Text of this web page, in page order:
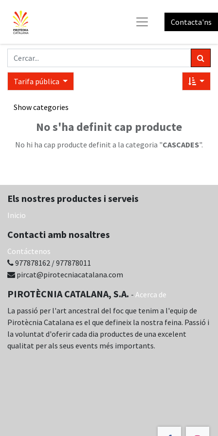
Contacta'ns
Tarifa pública
Show categories
No s'ha definit cap producte
No hi ha cap producte definit a la categoria "CASCADES".
Els nostres productes i serveis
Inicio
Contacti amb nosaltres
Contáctenos
977878162 / 977878011
pircat@pirotecniacatalana.com
PIROTÈCNIA CATALANA, S.A. - Acerca de
La passió per l'art ancestral del foc que tenim a l'equip de
Pirotècnia Catalana es el que defineix la nostra feina. Passió i
la voluntat d'oferir cada dia productes de una excelent
qualitat per als seus events més importants.